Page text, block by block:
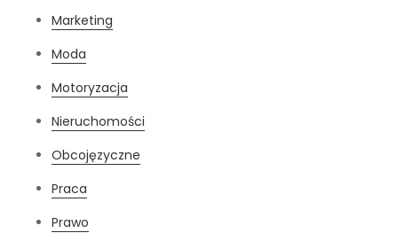
Marketing
Moda
Motoryzacja
Nieruchomości
Obcojęzyczne
Praca
Prawo